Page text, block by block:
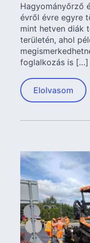
Hagyományőrző
évről évre egyre
mint hetven diák
területén, ahol
foglalkozás is […]
Elolvasom